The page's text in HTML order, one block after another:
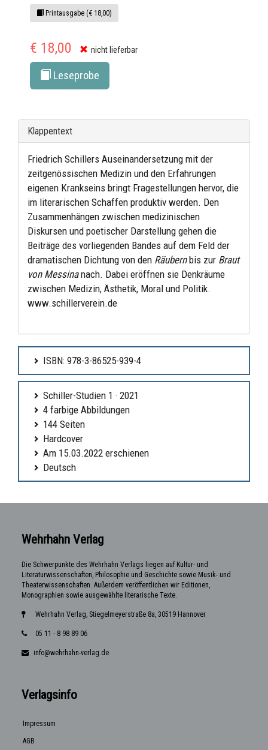
Printausgabe (€ 18,00)
€ 18,00 nicht lieferbar
Leseprobe
Klappentext
Friedrich Schillers Auseinandersetzung mit der
zeitgenössischen Medizin und den Erfahrungen
eigenen Krankseins bringt Fragestellungen hervor, die
im literarischen Schaffen produktiv werden. Den
Zusammenhängen zwischen medizinischen
Diskursen und poetischer Darstellung gehen die
Beiträge des vorliegenden Bandes auf dem Feld der
dramatischen Dichtung von den Räubernbis zur Braut
von Messinanach. Dabei eröffnen sie Denkräume
zwischen Medizin, Ästhetik, Moral und Politik.
www.schillerverein.de
ISBN: 978-3-86525-939-4
Schiller-Studien 1 · 2021
4 farbige Abbildungen
144 Seiten
Hardcover
Am 15.03.2022 erschienen
Deutsch
Wehrhahn Verlag
Die Schwerpunkte des Wehrhahn Verlags liegen auf Kultur- und
Literaturwissenschaften, Philosophie und Geschichte sowie Musik- und
Theaterwissenschaften. Außerdem veröffentlichen wir Editionen,
Monographien sowie ausgewählte literarische Texte.
Wehrhahn Verlag, Stiegelmeyerstraße 8a, 30519 Hannover
05 11 - 8 98 89 06
info@wehrhahn-verlag.de
Verlagsinfo
Impressum
AGB